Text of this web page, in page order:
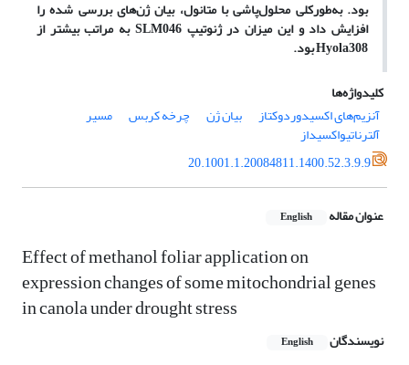
بود. به‌طور‌کلی محلول‌پاشی با متانول، بیان ژن‌های بررسی شده را
افزایش داد و این میزان در ژنوتیپSLM046به مراتب بیشتر از
Hyola308بود.
کلیدواژه‌ها
آنزیم‌های اکسیدوردوکتاز
بیان ژن چرخه کربس مسیر
آلترناتیواکسیداز
20.1001.1.20084811.1400.52.3.9.9
عنوان مقاله English
Effect of methanol foliar application on
expression changes of some mitochondrial genes
in canola under drought stress
نویسندگان English